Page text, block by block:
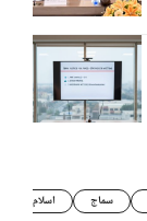
سماج اسلام